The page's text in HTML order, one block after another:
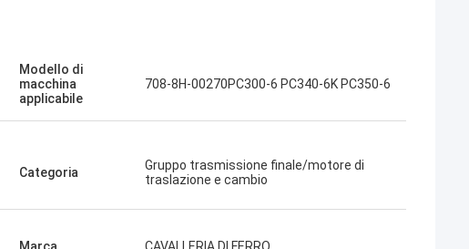
Voglio ordinare di nuovo quando ne ho
Modello di
macchina
applicabile
708-8H-00270PC300-6 PC340-6K PC350-6
Categoria
Gruppo trasmissione finale/motore di
traslazione e cambio